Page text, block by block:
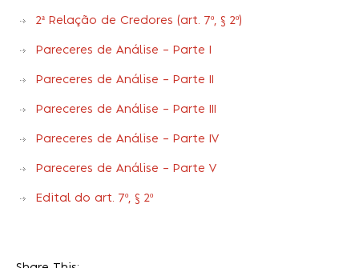
2ª Relação de Credores (art. 7º, § 2º)
Pareceres de Análise – Parte I
Pareceres de Análise – Parte II
Pareceres de Análise – Parte III
Pareceres de Análise – Parte IV
Pareceres de Análise – Parte V
Edital do art. 7º, § 2º